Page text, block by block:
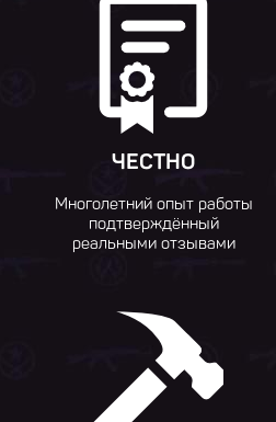
ЧЕСТНО
Многолетний опыт работы
подтверждённый
реальными отзывами